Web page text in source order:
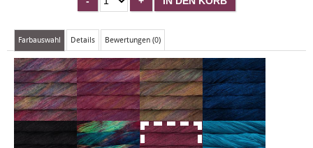
Farbauswahl Details Bewertungen (0)